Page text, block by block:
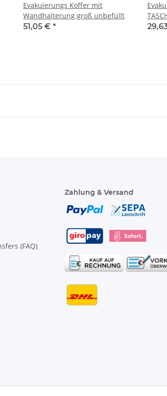
Evakuierungs Koffer mit
Wandhalterung groß unbefüllt
51,05 € *
(FAQ)
Zahlung & Versand